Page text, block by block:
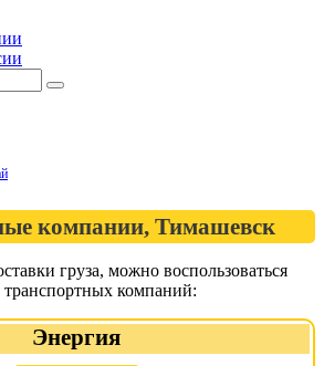
компании, Тимашевск
груза, можно воспользоваться
компаний:
Энергия